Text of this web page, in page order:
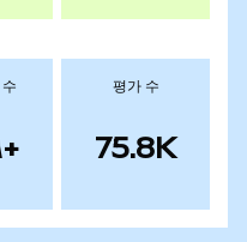
평가 수
75.8K